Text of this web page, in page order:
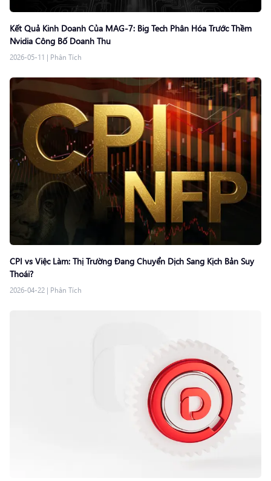
Kết Quả Kinh Doanh Của MAG-7: Big Tech Phân Hóa Trước Thềm
Nvidia Công Bố Doanh Thu
2026-05-11 | Phân Tích
CPI vs Việc Làm: Thị Trường Đang Chuyển Dịch Sang Kịch Bản Suy
Thoái?
2026-04-22 | Phân Tích